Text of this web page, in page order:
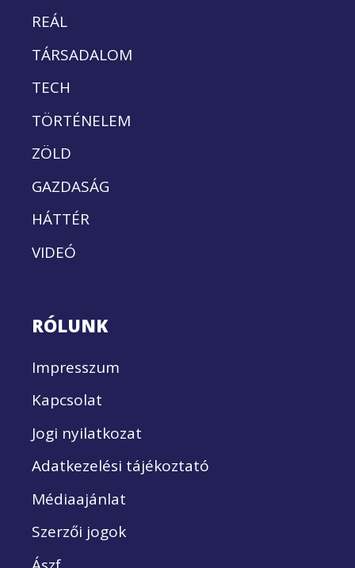
REÁL
TÁRSADALOM
TECH
TÖRTÉNELEM
ZÖLD
GAZDASÁG
HÁTTÉR
VIDEÓ
RÓLUNK
Impresszum
Kapcsolat
Jogi nyilatkozat
Adatkezelési tájékoztató
Médiaajánlat
Szerzői jogok